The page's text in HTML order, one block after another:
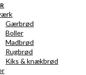
Gærbrød
Boller
Madbrød
Rugbrød
Kiks & knækbrød